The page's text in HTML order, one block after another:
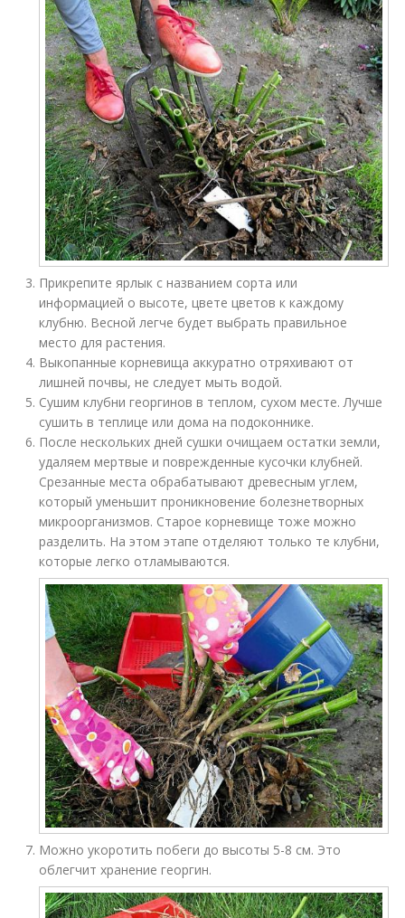
Прикрепите ярлык с названием сорта или
информацией о высоте, цвете цветов к каждому
клубню. Весной легче будет выбрать правильное
место для растения.
Выкопанные корневища аккуратно отряхивают от
лишней почвы, не следует мыть водой.
Сушим клубни георгинов в теплом, сухом месте. Лучше
сушить в теплице или дома на подоконнике.
После нескольких дней сушки очищаем остатки земли,
удаляем мертвые и поврежденные кусочки клубней.
Срезанные места обрабатывают древесным углем,
который уменьшит проникновение болезнетворных
микроорганизмов. Старое корневище тоже можно
разделить. На этом этапе отделяют только те клубни,
которые легко отламываются.
Можно укоротить побеги до высоты 5-8 см. Это
облегчит хранение георгин.